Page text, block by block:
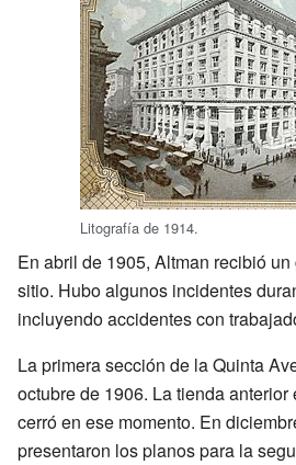
Litografía de 1914.
En abril de 1905, Altman recibió
sitio. Hubo algunos incidentes
incluyendo accidentes con
La primera sección de la Quinta
octubre de 1906. La tienda
cerró en ese momento. En
presentaron los planos para la